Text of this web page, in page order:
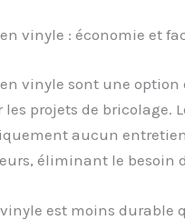
vinyle : économie et
vinyle sont une
projets de bricolage.
aucun
éliminant le besoin
est moins durable